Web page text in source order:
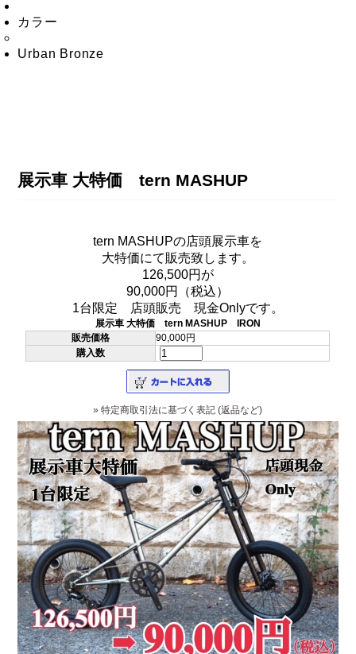
カラー
Urban Bronze
展示車 大特価 tern MASHUP
tern MASHUPの店頭展示車を
大特価にて販売致します。
126,500円が
90,000円（税込）
1台限定 店頭販売 現金Onlyです。
展示車 大特価 tern MASHUP IRON
販売価格
90,000円
購入数
» 特定商取引法に基づく表記 (返品など)